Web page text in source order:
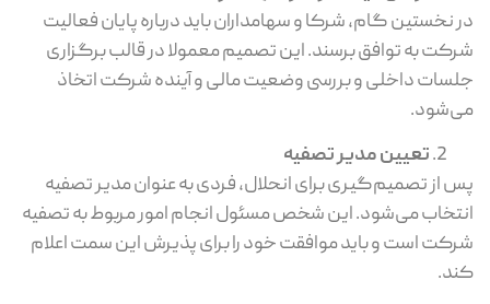
در نخستین گام، شرکا و سهامداران باید درباره پایان فعالیت
شرکت به توافق برسند. این تصمیم معمولا در قالب برگزاری
جلسات داخلی و بررسی وضعیت مالی و آینده شرکت اتخاذ
می‌شود.
تعیین مدیر تصفیه
پس از تصمیم‌گیری برای انحلال، فردی به‌ عنوان مدیر تصفیه
انتخاب می‌شود. این شخص مسئول انجام امور مربوط به تصفیه
شرکت است و باید موافقت خود را برای پذیرش این سمت اعلام
کند.